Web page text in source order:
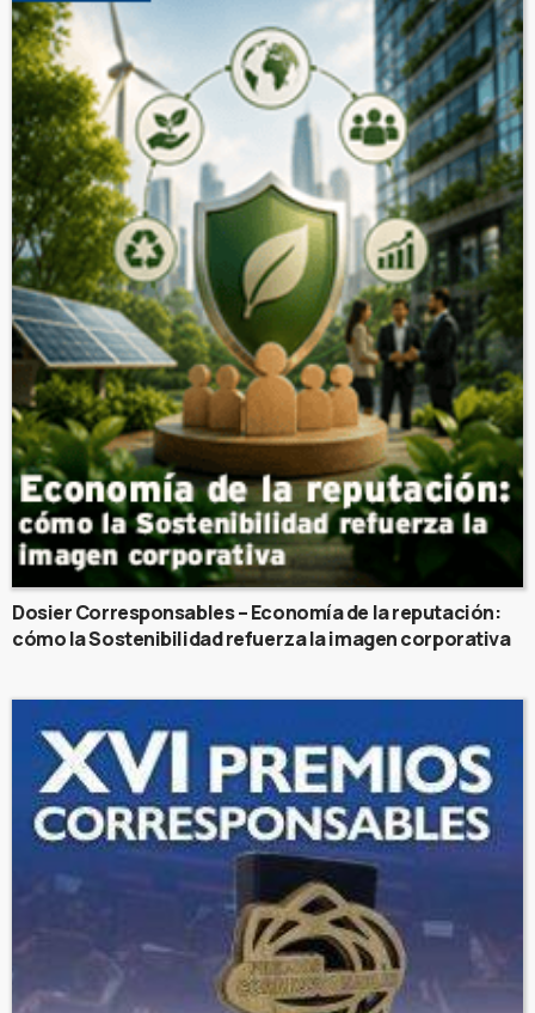
Dosier Corresponsables – Economía de la reputación:
cómo la Sostenibilidad refuerza la imagen corporativa